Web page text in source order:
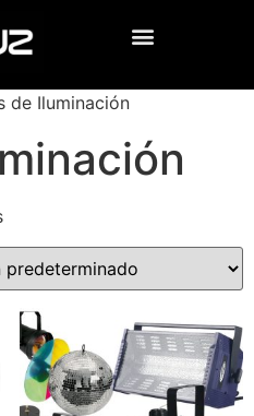
de Iluminación